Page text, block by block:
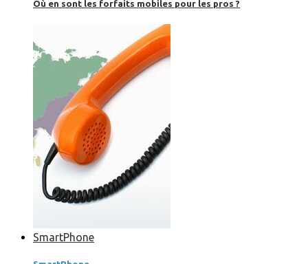
Où en sont les forfaits mobiles pour les pros ?
SmartPhone